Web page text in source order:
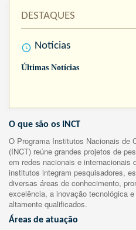
DESTAQUES
Notícias
Últimas Notícias
O que são os INCT
O Programa Institutos Nacionais de
(INCT) reúne grandes projetos de
em redes nacionais e internacionais
institutos integram pesquisadores,
diversas áreas de conhecimento,
excelência, a inovação tecnológica
altamente qualificados.
Áreas de atuação